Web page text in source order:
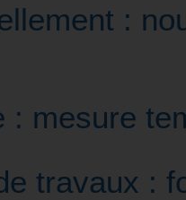
:
: mesure
travaux :